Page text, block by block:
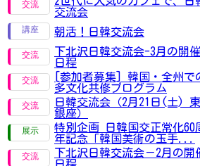
交流会
朝活！日韓交流会
下北沢日韓交流会-3月の開催
日程
[参加者募集] 韓国・全州で
多文化共修プログラム
日韓交流会（2月21日(土) 東
銀座）
特別企画 日韓国交正常化60
年記念「韓国美術の玉手...
下北沢日韓交流会－2月の開